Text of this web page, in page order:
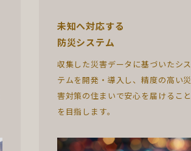
未知へ対応する
防災システム
収集した災害データに基づいたシス
テムを開発・導入し、精度の高い災
害対策の住まいで安心を届けること
を目指します。